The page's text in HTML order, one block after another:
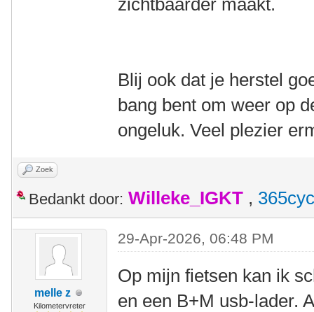
zichtbaarder maakt.
Blij ook dat je herstel
bang bent om weer op
ongeluk. Veel plezier
Zoek
Bedankt door: Willeke_IGKT ,
melle z
Kilometervreter
29-Apr-2026, 06:48 PM
Op mijn fietsen kan ik
en een B+M usb-lader.